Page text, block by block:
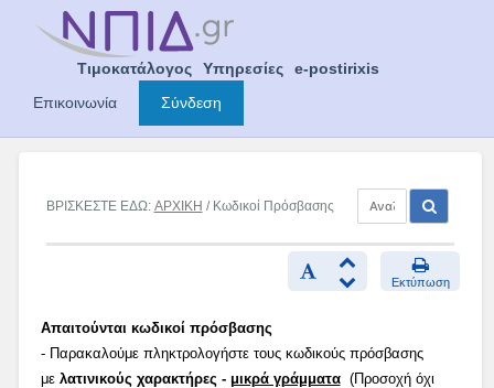
Τιμοκατάλογος Υπηρεσίες
e-postirixis
Επικοινωνία
Σύνδεση
ΒΡΙΣΚΕΣΤΕ ΕΔΩ: ΑΡΧΙΚΗ / Κωδικοί Πρόσβασης
Εκτύπωση
Απαιτούνται κωδικοί πρόσβασης
- Παρακαλούμε πληκτρολογήστε τους κωδικούς πρόσβασης
με λατινικούς χαρακτήρες - μικρά γράμματα(Προσοχή όχι